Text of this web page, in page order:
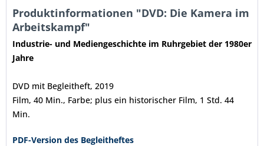
Produktinformationen "DVD: Die Kamera im
Arbeitskampf"
Industrie- und Mediengeschichte im Ruhrgebiet der 1980er
Jahre
DVD mit Begleitheft, 2019
Film, 40 Min., Farbe; plus ein historischer Film, 1 Std. 44
Min.
PDF-Version des Begleitheftes